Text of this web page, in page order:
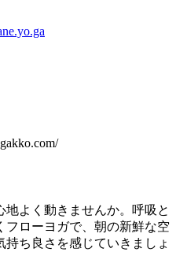
地よく動きませんか。呼吸と
ローヨガで、朝の新鮮な空
ち良さを感じていきましょ